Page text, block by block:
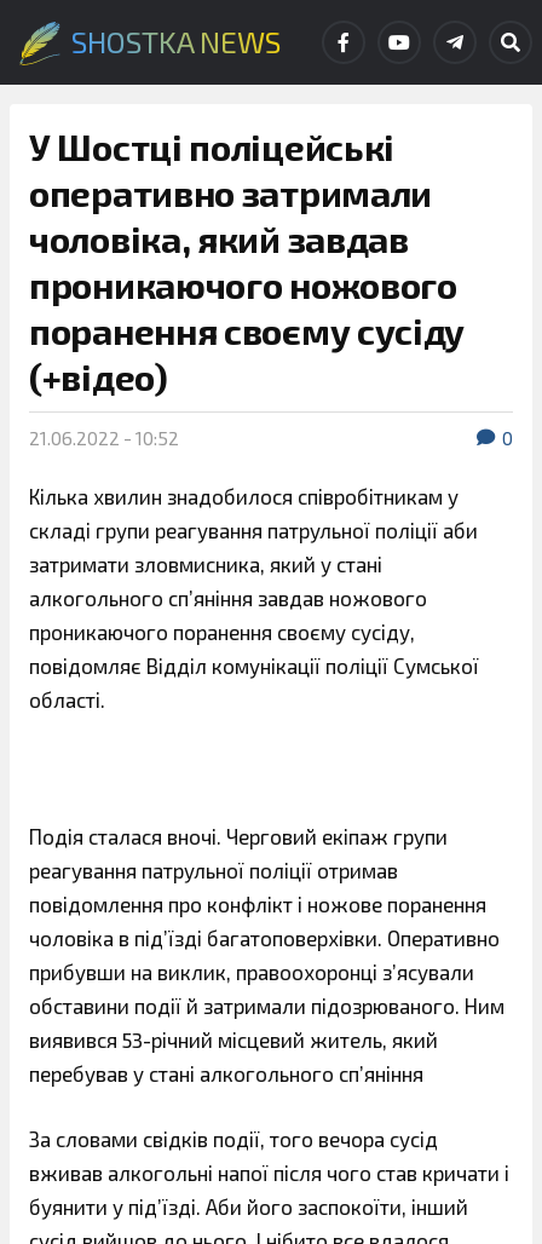
SHOSTKA NEWS
У Шостці поліцейські
оперативно затримали
чоловіка, який завдав
проникаючого ножового
поранення своєму сусіду
(+відео)
21.06.2022 - 10:52 0
Кілька хвилин знадобилося співробітникам у
складі групи реагування патрульної поліції аби
затримати зловмисника, який у стані
алкогольного сп’яніння завдав ножового
проникаючого поранення своєму сусіду,
повідомляє Відділ комунікації поліції Сумської
області.
Подія сталася вночі. Черговий екіпаж групи
реагування патрульної поліції отримав
повідомлення про конфлікт і ножове поранення
чоловіка в під’їзді багатоповерхівки. Оперативно
прибувши на виклик, правоохоронці з’ясували
обставини події й затримали підозрюваного. Ним
виявився 53-річний місцевий житель, який
перебував у стані алкогольного сп’яніння
За словами свідків події, того вечора сусід
вживав алкогольні напої після чого став кричати і
буянити у під’їзді. Аби його заспокоїти, інший